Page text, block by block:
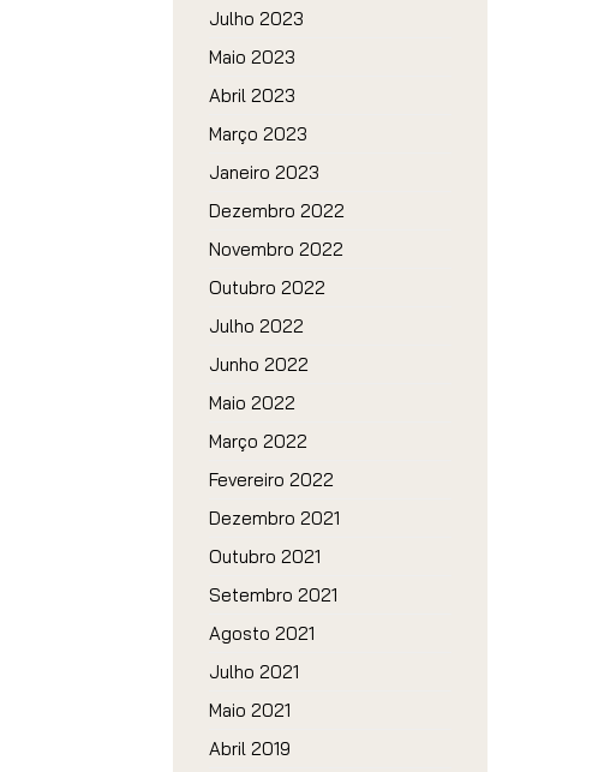
Julho 2023
Maio 2023
Abril 2023
Março 2023
Janeiro 2023
Dezembro 2022
Novembro 2022
Outubro 2022
Julho 2022
Junho 2022
Maio 2022
Março 2022
Fevereiro 2022
Dezembro 2021
Outubro 2021
Setembro 2021
Agosto 2021
Julho 2021
Maio 2021
Abril 2019